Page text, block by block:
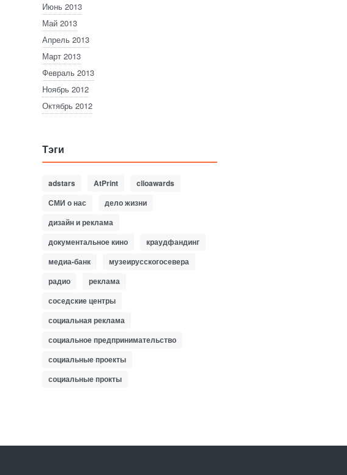
Июнь 2013
Май 2013
Апрель 2013
Март 2013
Февраль 2013
Ноябрь 2012
Октябрь 2012
Тэги
adstars AtPrint
clioawards
СМИ о нас
дело жизни
дизайн и реклама
документальное кино
краудфандинг
медиа-банк
музеирусскогосевера
радио
реклама
соседские центры
социальная реклама
социальное предпринимательство
социальные проекты
социальные прокты